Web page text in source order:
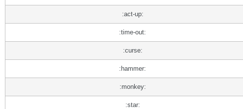
:act-up:
:time-out:
:curse:
:hammer:
:monkey:
:star: